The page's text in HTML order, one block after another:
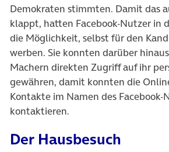
Demokraten stimmten. Damit das
klappt, hatten Facebook-Nutzer in
die Möglichkeit, selbst für den
werben. Sie konnten darüber
Machern direkten Zugriff auf ihr
gewähren, damit konnten die
Kontakte im Namen des Facebook-
kontaktieren.
Der Hausbesuch